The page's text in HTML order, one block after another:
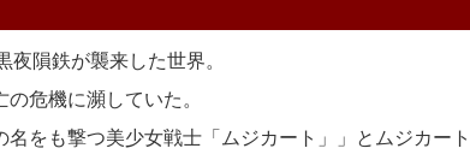
隕鉄が襲来した世界。
危機に瀕していた。
をも撃つ美少女戦士「ムジカート」」とムジカー